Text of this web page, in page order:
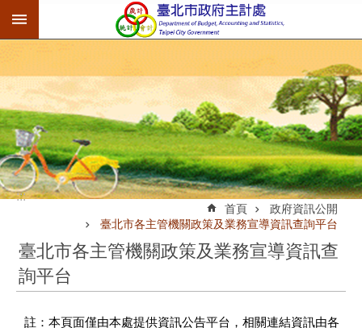
跳到主要內容區塊
:::
首頁
政府資訊公開
臺北市各主管機關政策及業務宣導資訊查詢平台
臺北市各主管機關政策及業務宣導資訊查
詢平台
註：本頁面僅由本處提供資訊公告平台，相關連結資訊由各